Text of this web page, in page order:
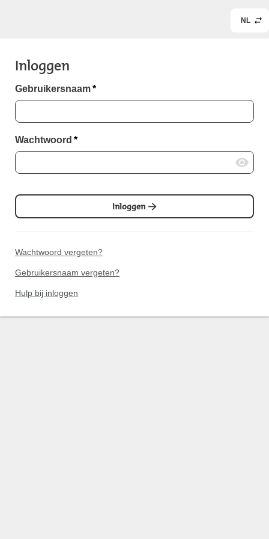
NL
Inloggen
Gebruikersnaam*
Wachtwoord *
Inloggen
Wachtwoord vergeten?
Gebruikersnaam vergeten?
Hulp bij inloggen